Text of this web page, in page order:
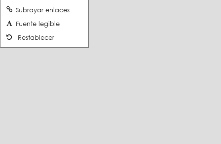
Subrayar enlaces
Fuente legible
Restablecer